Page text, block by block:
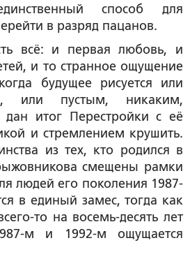
способ для
в разряд пацанов.
всё: и первая любовь, и
и то странное ощущение
будущее рисуется или
или пустым, никаким,
дан итог Перестройки с её
и стремлением крушить.
из тех, кто родился в
смещены рамки
людей его поколения 1987-
в единый замес, тогда как
то на восемь-десять лет
м и 1992-м ощущается